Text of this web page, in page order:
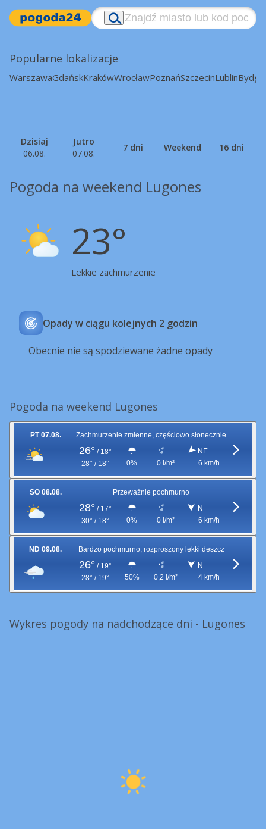
Popularne lokalizacje
WarszawaGdańskKrakówWrocławPoznańSzczecinLublin
Dzisiaj
06.08.
Jutro
07.08.
7 dni Weekend 16 dni
Pogoda na weekend Lugones
23°
Lekkie zachmurzenie
Opady w ciągu kolejnych 2 godzin
Obecnie nie są spodziewane żadne opady
Pogoda na weekend Lugones
PT 07.08. Zachmurzenie zmienne, częściowo słonecznie
26° / 18°
28° / 18°
0% 0 l/m²
NE
6 km/h
SO 08.08. Przeważnie pochmurno
28° / 17°
30° / 18°
0% 0 l/m²
N
6 km/h
ND 09.08. Bardzo pochmurno, rozproszony lekki deszcz
26° / 19°
28° / 19°
50% 0,2 l/m²
N
4 km/h
Wykres pogody na nadchodzące dni - Lugones